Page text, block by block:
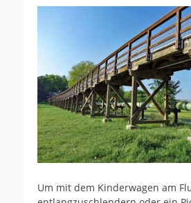
Um mit dem Kinderwagen am